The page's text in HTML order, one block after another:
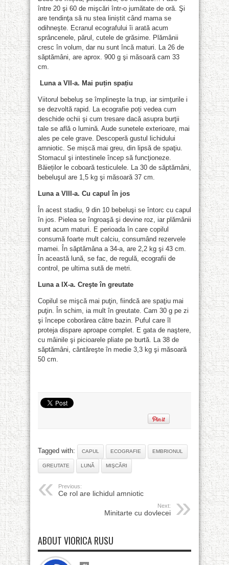
între 20 şi 60 de mişcări într-o jumătate de oră. Şi
are tendinţa să nu stea liniștit când mama se
odihneşte. Ecranul ecografului îi arată acum
sprâncenele, părul, cutele de grăsime. Plămânii
cresc în volum, dar nu sunt încă maturi. La 26 de
săptămâni, are aprox. 900 g şi măsoară cam 33
cm.
Luna a VII-a. Mai puțin spațiu
Viitorul bebeluş se împlineşte la trup, iar simţurile i
se dezvoltă rapid. La ecografie poți vedea cum
deschide ochii şi cum tresare dacă asupra burţii
tale se află o lumină. Aude sunetele exterioare, mai
ales pe cele grave. Descoperă gustul lichidului
amniotic. Se mișcă mai greu, din lipsă de spaţiu.
Stomacul şi intestinele încep să funcţioneze.
Băieților le coboară testiculele. La 30 de săptămâni,
bebeluşul are 1,5 kg şi măsoară 37 cm.
Luna a VIII-a. Cu capul în jos
În acest stadiu, 9 din 10 bebeluşi se întorc cu capul
în jos. Pielea se îngroaşă şi devine roz, iar plămânii
sunt acum maturi. E perioada în care copilul
consumă foarte mult calciu, consumând rezervele
mamei. În săptămâna a 34-a, are 2,2 kg şi 43 cm.
În această lună, se fac, de regulă, ecografii de
control, pe ultima sută de metri.
Luna a IX-a. Creşte în greutate
Copilul se mişcă mai puţin, fiindcă are spaţiu mai
puţin. În schim, ia mult în greutate. Cam 30 g pe zi
şi începe coborârea către bazin. Puful care îl
proteja dispare aproape complet. E gata de naştere,
cu mâinile şi picioarele pliate pe burtă. La 38 de
săptămâni, cântăreşte în medie 3,3 kg şi măsoară
50 cm.
Tagged with: CAPUL ECOGRAFIE EMBRIONUL
GREUTATE LUNĂ MIŞCĂRI
Previous:
Ce rol are lichidul amniotic
Next:
Minitarte cu dovlecei
ABOUT VIORICA RUSU